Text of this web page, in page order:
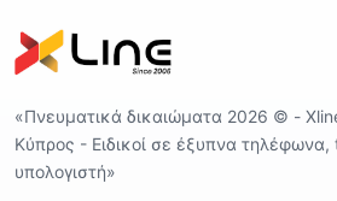
«Πνευματικά δικαιώματα 2026 ©️ -
Κύπρος - Ειδικοί σε έξυπνα
υπολογιστή»